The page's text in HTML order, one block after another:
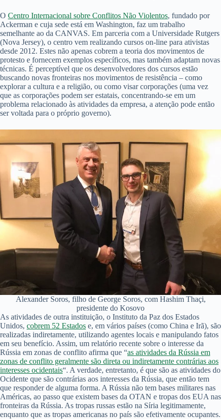
O Centro Internacional sobre Conflitos Não Violentos, fundado por
Ackerman e cuja sede está em Washington, faz um trabalho
semelhante ao da CANVAS. Em parceria com a Universidade Rutgers
(Nova Jersey), o centro vem realizando cursos on-line para ativistas
desde 2012. Estes não apenas cobrem a teoria dos movimentos de
protesto e fornecem exemplos específicos, mas também adaptam novas
técnicas. É perceptível que os desenvolvedores dos cursos estão
buscando novas fronteiras nos movimentos de resistência – como
explorar a cultura e a religião, ou como visar corporações (uma vez
que as corporações podem ser estatais, concentrando-se em um
problema relacionado às atividades da empresa, a atenção pode então
ser voltada para o próprio governo).
Alexander Soros, filho de George Soros, com Hashim Thaçi,
presidente do Kosovo
As atividades de outra instituição, o Instituto da Paz dos Estados
Unidos, cobrem 52 Estados e, em vários países (como China e Irã), são
realizadas indiretamente, utilizando agentes locais e manipulando fatos
em seu benefício. Assim, um relatório recente sobre o interesse da
Rússia em zonas de conflito afirma que “as atividades da Rússia em
zonas de conflito geralmente são direta ou indiretamente contrárias aos
interesses ocidentais“. A verdade, entretanto, é que são as atividades do
Ocidente que são contrárias aos interesses da Rússia, que então tem
que responder de alguma forma. A Rússia não tem bases militares nas
Américas, ao passo que existem bases da OTAN e tropas dos EUA nas
fronteiras da Rússia. As tropas russas estão na Síria legitimamente,
enquanto que as tropas americanas no país são efetivamente ocupantes.